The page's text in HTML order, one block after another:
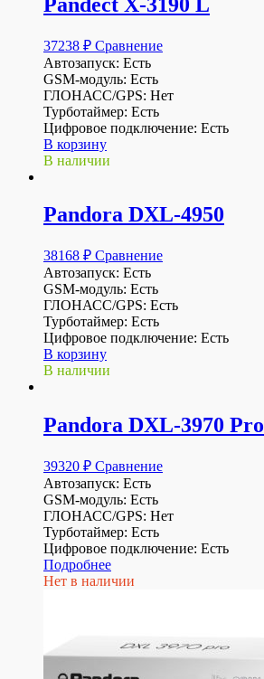
37238 ₽ Сравнение
Автозапуск: Есть
GSM-модуль: Есть
ГЛОНАСС/GPS: Нет
Турботаймер: Есть
Цифровое подключение: Есть
В корзину
В наличии
Pandora DXL-4950
38168 ₽ Сравнение
Автозапуск: Есть
GSM-модуль: Есть
ГЛОНАСС/GPS: Есть
Турботаймер: Есть
Цифровое подключение: Есть
В корзину
В наличии
Pandora DXL-3970 Pro
39320 ₽ Сравнение
Автозапуск: Есть
GSM-модуль: Есть
ГЛОНАСС/GPS: Нет
Турботаймер: Есть
Цифровое подключение: Есть
Подробнее
Нет в наличии